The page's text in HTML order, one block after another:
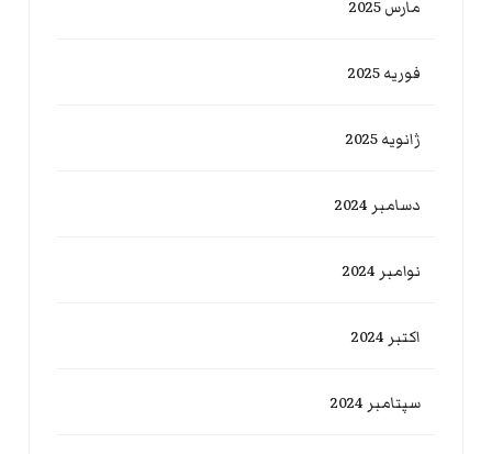
مارس 2025
فوریه 2025
ژانویه 2025
دسامبر 2024
نوامبر 2024
اکتبر 2024
سپتامبر 2024